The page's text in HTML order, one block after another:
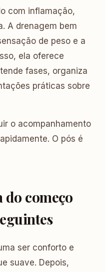
com inflamação,
A drenagem bem
de peso e a
ela oferece
fases, organiza
práticas sobre
o acompanhamento
O pós é
do começo
ser conforto e
suave. Depois,